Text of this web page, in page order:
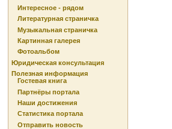
Интересное - рядом
Литературная страничка
Музыкальная страничка
Картинная галерея
Фотоальбом
Юридическая консультация
Полезная информация
Гостевая книга
Партнёры портала
Наши достижения
Статистика портала
Отправить новость